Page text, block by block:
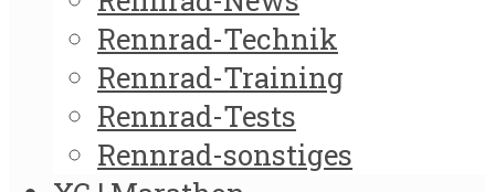
Rennrad-Technik
Rennrad-Training
Rennrad-Tests
Rennrad-sonstiges